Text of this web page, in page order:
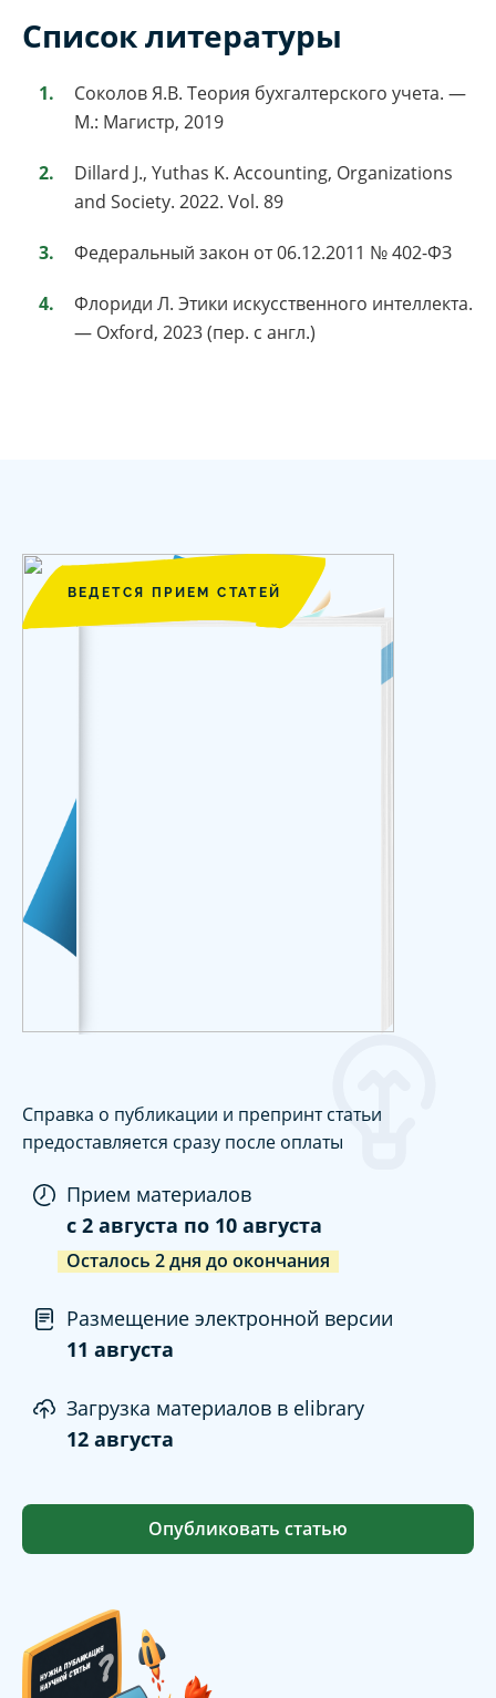
Список литературы
Соколов Я.В. Теория бухгалтерского учета. —
М.: Магистр, 2019
Dillard J., Yuthas K. Accounting, Organizations
and Society. 2022. Vol. 89
Федеральный закон от 06.12.2011 № 402-ФЗ
Флориди Л. Этики искусственного интеллекта.
— Oxford, 2023 (пер. с англ.)
ВЕДЕТСЯ ПРИЕМ СТАТЕЙ
Справка о публикации и препринт статьи
предоставляется сразу после оплаты
Прием материалов
c 2 августа по 10 августа
Осталось 2дня до окончания
Размещение электронной версии
11 августа
Загрузка материалов в elibrary
12 августа
Опубликовать статью